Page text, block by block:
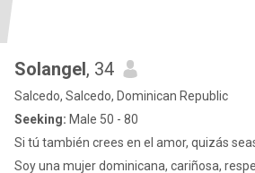
Solangel, 34
Salcedo, Salcedo, Dominican Republic
Seeking: Male 50 - 80
Si tú también crees en el amor, quizás
Soy una mujer dominicana, cariñosa,